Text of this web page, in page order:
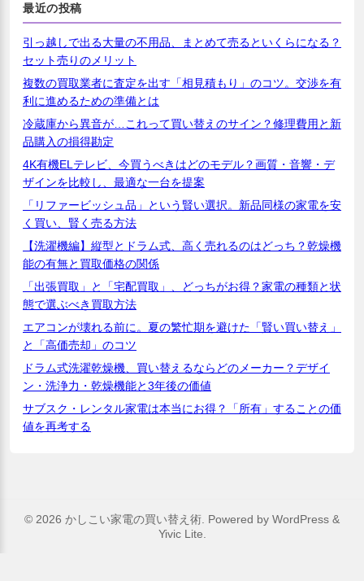
最近の投稿
引っ越しで出る大量の不用品、まとめて売るといくらになる？
セット売りのメリット
複数の買取業者に査定を出す「相見積もり」のコツ。交渉を有
利に進めるための準備とは
冷蔵庫から異音が…これって買い替えのサイン？修理費用と新
品購入の損得勘定
4K有機ELテレビ、今買うべきはどのモデル？画質・音響・デ
ザインを比較し、最適な一台を提案
「リファービッシュ品」という賢い選択。新品同様の家電を安
く買い、賢く売る方法
【洗濯機編】縦型とドラム式、高く売れるのはどっち？乾燥機
能の有無と買取価格の関係
「出張買取」と「宅配買取」、どっちがお得？家電の種類と状
態で選ぶべき買取方法
エアコンが壊れる前に。夏の繁忙期を避けた「賢い買い替え」
と「高価売却」のコツ
ドラム式洗濯乾燥機、買い替えるならどのメーカー？デザイ
ン・洗浄力・乾燥機能と3年後の価値
サブスク・レンタル家電は本当にお得？「所有」することの価
値を再考する
© 2026 かしこい家電の買い替え術. Powered by WordPress &
Yivic Lite.